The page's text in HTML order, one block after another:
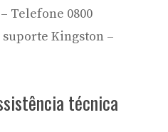
Telefone 0800
Kingston –
técnica